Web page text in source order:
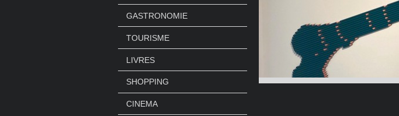
GASTRONOMIE
TOURISME
LIVRES
SHOPPING
CINEMA